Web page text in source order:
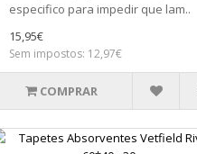
especifico para impedir que lam..
15,95€
Sem impostos: 12,97€
COMPRAR